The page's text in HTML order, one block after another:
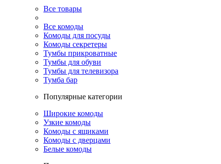
Все товары
Все комоды
Комоды для посуды
Комоды секретеры
Тумбы прикроватные
Тумбы для обуви
Тумбы для телевизора
Тумба бар
Популярные категории
Широкие комоды
Узкие комоды
Комоды с ящиками
Комоды с дверцами
Белые комоды